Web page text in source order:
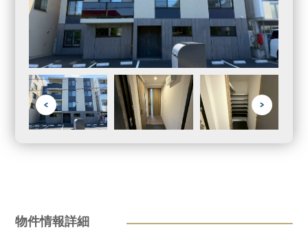
物件情報詳細